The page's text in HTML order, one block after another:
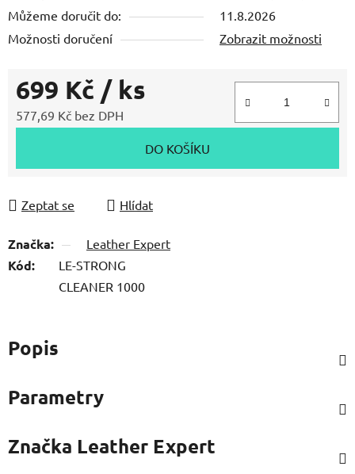
Můžeme doručit do:
11.8.2026
Možnosti doručení
Zobrazit možnosti
699 Kč / ks
577,69 Kč bez DPH
DO KOŠÍKU
Zeptat se Hlídat
Značka: Leather Expert
Kód:
LE-STRONG
CLEANER 1000
Popis
Parametry
Značka Leather Expert